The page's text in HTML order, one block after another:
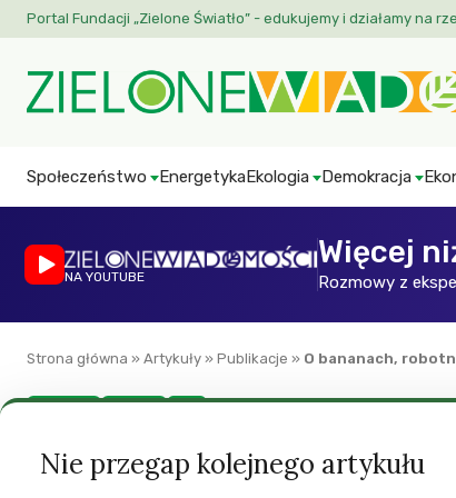
Portal Fundacji „Zielone Światło” - edukujemy i działamy na
Społeczeństwo EnergetykaEkologia Demokracja
NA YOUTUBE
Więcej
Rozmowy z
Strona główna » Artykuły » Publikacje » O bananach,
O bananach,
Nie przegap kolejnego artykułu